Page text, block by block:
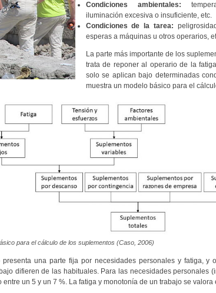
Condiciones ambientales:
iluminación excesiva o insuficiente, etc.
Condiciones de la tarea:
esperas a máquinas u otros operarios,
La parte más importante de los
trata de reponer al operario de la
solo se aplican bajo determinadas
muestra un modelo básico para el
para el cálculo de los suplementos (Caso, 2006)
presenta una parte fija por necesidades personales y fatiga, y
difieren de las habituales. Para las necesidades personales
un 5 y un 7 %. La fatiga y monotonía de un trabajo se valora